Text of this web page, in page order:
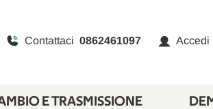
Contattaci 0862461097 Accedi
E TRASMISSIONE